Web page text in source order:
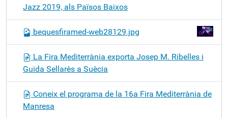
Jazz 2019, als Països Baixos
bequesfiramed-web28129.jpg
La Fira Mediterrània exporta Josep M. Ribelles i
Guida Sellarès a Suècia
Coneix el programa de la 16a Fira Mediterrània de
Manresa